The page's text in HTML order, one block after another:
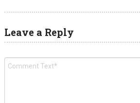
Leave a Reply